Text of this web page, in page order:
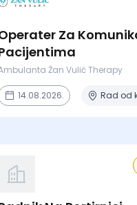
Za
Žan Vulić Therapy
14.08.2026. Rad od